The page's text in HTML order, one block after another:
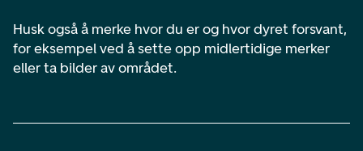
Husk også å merke hvor du er og hvor dyret forsvant,
for eksempel ved å sette opp midlertidige merker
eller ta bilder av området.